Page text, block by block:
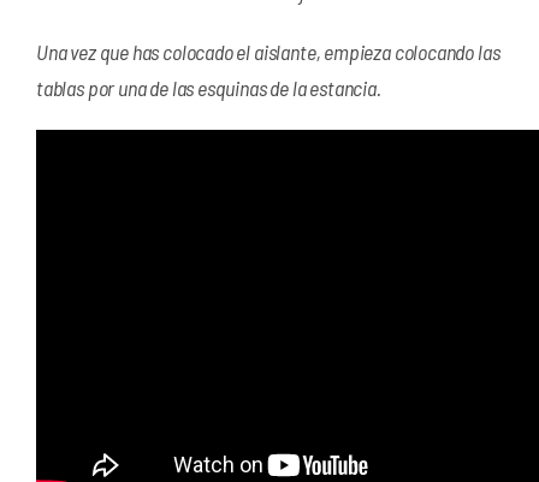
Una vez que has colocado el aislante, empieza colocando las
tablas por una de las esquinas de la estancia.